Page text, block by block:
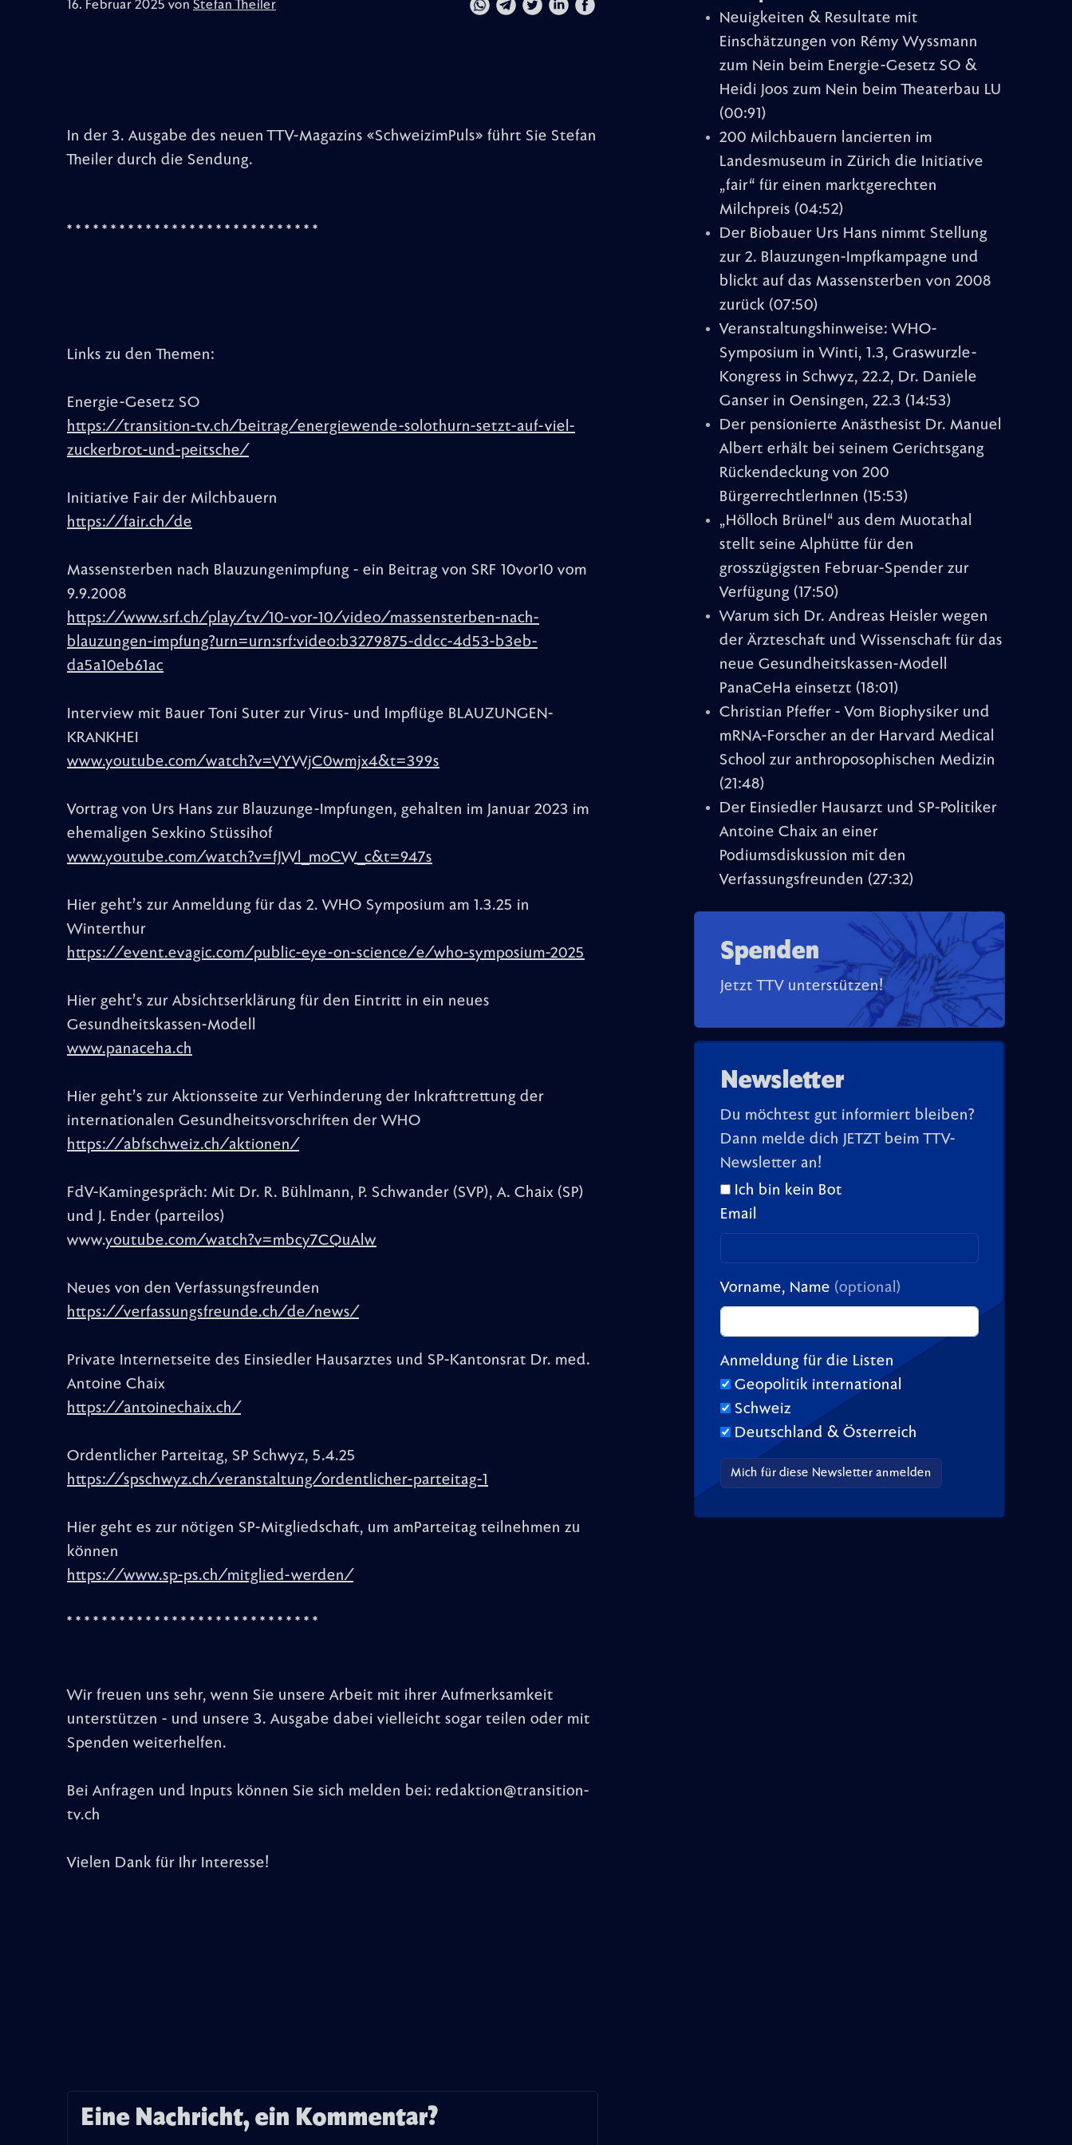
16. Februar 2025 von Stefan Theiler
In der 3. Ausgabe des neuen TTV-Magazins «SchweizimPuls» führt Sie Stefan
Theiler durch die Sendung.
* * * * * * * * * * * * * * * * * * * * * * * * * * * * *
Links zu den Themen:
Energie-Gesetz SO
https://transition-tv.ch/beitrag/energiewende-solothurn-setzt-auf-viel-
zuckerbrot-und-peitsche/
Initiative Fair der Milchbauern
https://fair.ch/de
Massensterben nach Blauzungenimpfung - ein Beitrag von SRF 10vor10 vom
9.9.2008
https://www.srf.ch/play/tv/10-vor-10/video/massensterben-nach-
blauzungen-impfung?urn=urn:srf:video:b3279875-ddcc-4d53-b3eb-
da5a10eb61ac
Interview mit Bauer Toni Suter zur Virus- und Impflüge BLAUZUNGEN-
KRANKHEI
www.youtube.com/watch?v=VYWjC0wmjx4&t=399s
Vortrag von Urs Hans zur Blauzunge-Impfungen, gehalten im Januar 2023 im
ehemaligen Sexkino Stüssihof
www.youtube.com/watch?v=fJWl_moCW_c&t=947s
Hier geht’s zur Anmeldung für das 2. WHO Symposium am 1.3.25 in
Winterthur
https://event.evagic.com/public-eye-on-science/e/who-symposium-2025
Hier geht’s zur Absichtserklärung für den Eintritt in ein neues
Gesundheitskassen-Modell
www.panaceha.ch
Hier geht’s zur Aktionsseite zur Verhinderung der Inkrafttrettung der
internationalen Gesundheitsvorschriften der WHO
https://abfschweiz.ch/aktionen/
FdV-Kamingespräch: Mit Dr. R. Bühlmann, P. Schwander (SVP), A. Chaix (SP)
und J. Ender (parteilos)
www.youtube.com/watch?v=mbcy7CQuAlw
Neues von den Verfassungsfreunden
https://verfassungsfreunde.ch/de/news/
Private Internetseite des Einsiedler Hausarztes und SP-Kantonsrat Dr. med.
Antoine Chaix
https://antoinechaix.ch/
Ordentlicher Parteitag, SP Schwyz, 5.4.25
https://spschwyz.ch/veranstaltung/ordentlicher-parteitag-1
Hier geht es zur nötigen SP-Mitgliedschaft, um amParteitag teilnehmen zu
können
https://www.sp-ps.ch/mitglied-werden/
* * * * * * * * * * * * * * * * * * * * * * * * * * * * *
Wir freuen uns sehr, wenn Sie unsere Arbeit mit ihrer Aufmerksamkeit
unterstützen - und unsere 3. Ausgabe dabei vielleicht sogar teilen oder mit
Spenden weiterhelfen.
Bei Anfragen und Inputs können Sie sich melden bei: redaktion@transition-
tv.ch
Vielen Dank für Ihr Interesse!
Eine Nachricht, ein Kommentar?
Neuigkeiten & Resultate mit
Einschätzungen von Rémy Wyssmann
zum Nein beim Energie-Gesetz SO &
Heidi Joos zum Nein beim Theaterbau LU
(00:91)
200 Milchbauern lancierten im
Landesmuseum in Zürich die Initiative
„fair“ für einen marktgerechten
Milchpreis (04:52)
Der Biobauer Urs Hans nimmt Stellung
zur 2. Blauzungen-Impfkampagne und
blickt auf das Massensterben von 2008
zurück (07:50)
Veranstaltungshinweise: WHO-
Symposium in Winti, 1.3, Graswurzle-
Kongress in Schwyz, 22.2, Dr. Daniele
Ganser in Oensingen, 22.3 (14:53)
Der pensionierte Anästhesist Dr. Manuel
Albert erhält bei seinem Gerichtsgang
Rückendeckung von 200
BürgerrechtlerInnen (15:53)
„Hölloch Brünel“ aus dem Muotathal
stellt seine Alphütte für den
grosszügigsten Februar-Spender zur
Verfügung (17:50)
Warum sich Dr. Andreas Heisler wegen
der Ärzteschaft und Wissenschaft für das
neue Gesundheitskassen-Modell
PanaCeHa einsetzt (18:01)
Christian Pfeffer - Vom Biophysiker und
mRNA-Forscher an der Harvard Medical
School zur anthroposophischen Medizin
(21:48)
Der Einsiedler Hausarzt und SP-Politiker
Antoine Chaix an einer
Podiumsdiskussion mit den
Verfassungsfreunden (27:32)
Spenden
Jetzt TTV unterstützen!
Newsletter
Du möchtest gut informiert bleiben?
Dann melde dich JETZT beim TTV-
Newsletter an!
Ich bin kein Bot
Email
Vorname, Name (optional)
Anmeldung für die Listen
Geopolitik international
Schweiz
Deutschland & Österreich